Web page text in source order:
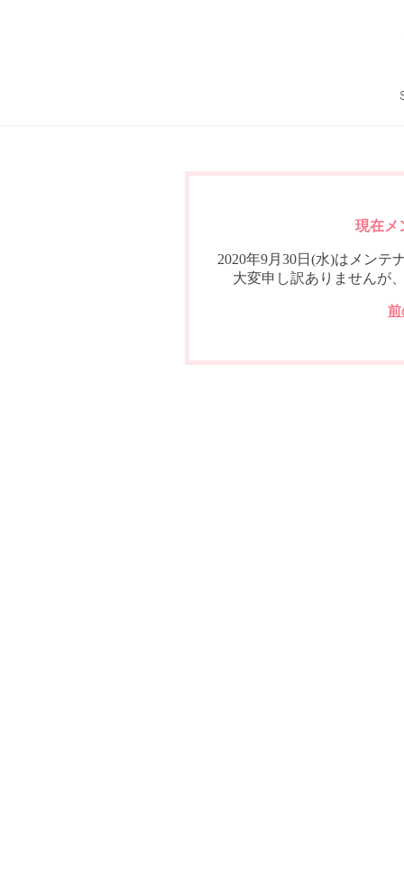
現在メ
2020年9月30日(水)はメンテ
大変申し訳ありませんが
前